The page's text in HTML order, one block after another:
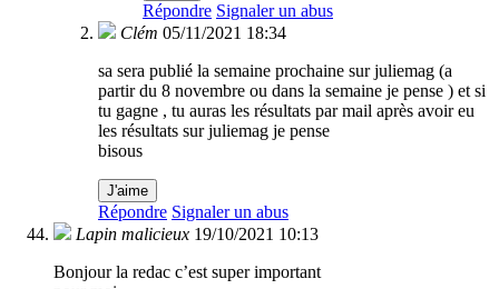
Répondre Signaler un abus
Clém 05/11/2021 18:34
sa sera publié la semaine prochaine sur juliemag (a
partir du 8 novembre ou dans la semaine je pense ) et si
tu gagne , tu auras les résultats par mail après avoir eu
les résultats sur juliemag je pense
bisous
J'aime
Répondre Signaler un abus
Lapin malicieux 19/10/2021 10:13
Bonjour la redac c’est super important